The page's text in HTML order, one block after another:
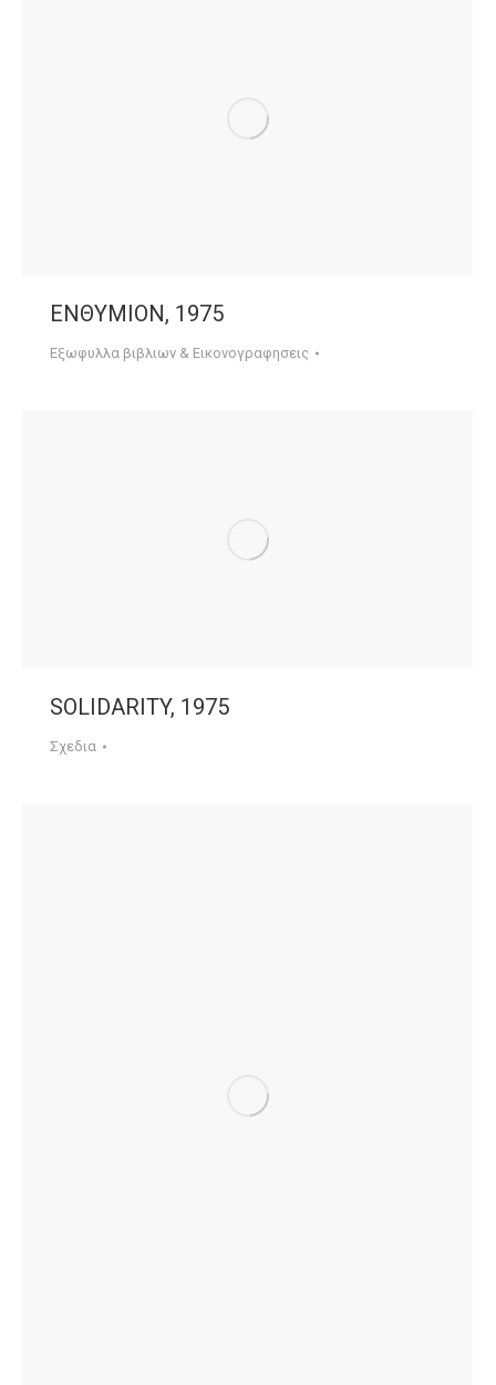
ΕΝΘΥΜΙΟΝ, 1975
Εξωφυλλα βιβλιων & Εικονογραφησεις
SOLIDARITY, 1975
Σχεδια